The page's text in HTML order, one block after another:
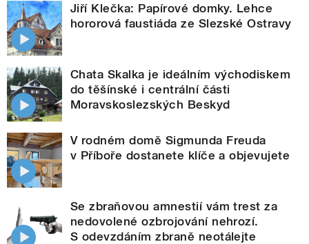
Jiří Klečka: Papírové domky. Lehce
hororová faustiáda ze Slezské Ostravy
Chata Skalka je ideálním východiskem
do těšínské i centrální části
Moravskoslezských Beskyd
V rodném domě Sigmunda Freuda
v Příboře dostanete klíče a objevujete
Se zbraňovou amnestií vám trest za
nedovolené ozbrojování nehrozí.
S odevzdáním zbraně neotálejte